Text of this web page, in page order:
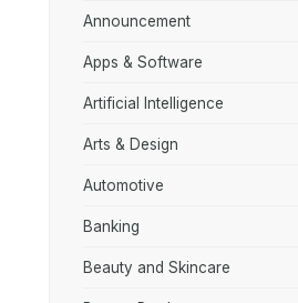
Announcement
Apps & Software
Artificial Intelligence
Arts & Design
Automotive
Banking
Beauty and Skincare